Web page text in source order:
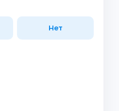
Нет